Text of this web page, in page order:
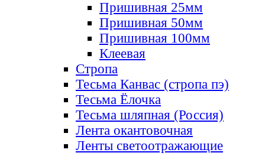
Пришивная 25мм
Пришивная 50мм
Пришивная 100мм
Клеевая
Стропа
Тесьма Канвас (стропа пэ)
Тесьма Ёлочка
Тесьма шляпная (Россия)
Лента окантовочная
Ленты светоотражающие